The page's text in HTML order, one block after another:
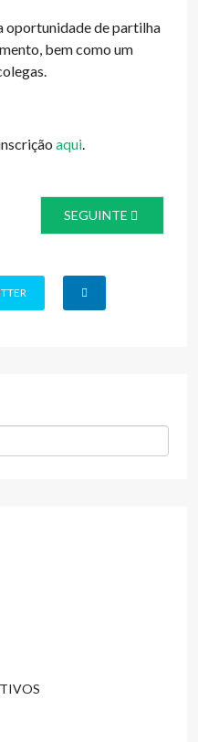
oportunidade de partilha
bem como um
aqui.
DA
ARTIGO SEGUINTE:
SEGUINTE